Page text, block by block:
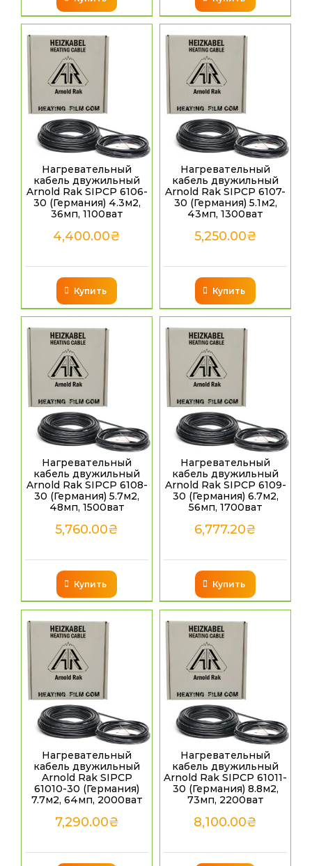
Нагревательный
кабель двужильный
Arnold Rak SIPCP 6106-
30 (Германия) 4.3м2,
36мп, 1100ват
4,400.00₴
Купить
Нагревательный
кабель двужильный
Arnold Rak SIPCP 6107-
30 (Германия) 5.1м2,
43мп, 1300ват
5,250.00₴
Купить
Нагревательный
кабель двужильный
Arnold Rak SIPCP 6108-
30 (Германия) 5.7м2,
48мп, 1500ват
5,760.00₴
Купить
Нагревательный
кабель двужильный
Arnold Rak SIPCP 6109-
30 (Германия) 6.7м2,
56мп, 1700ват
6,777.20₴
Купить
Нагревательный
кабель двужильный
Arnold Rak SIPCP
61010-30 (Германия)
7.7м2, 64мп, 2000ват
7,290.00₴
Нагревательный
кабель двужильный
Arnold Rak SIPCP 61011-
30 (Германия) 8.8м2,
73мп, 2200ват
8,100.00₴